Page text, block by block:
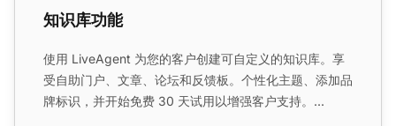
知识库功能
使用 LiveAgent 为您的客户创建可自定义的知识库。享
受自助门户、文章、论坛和反馈板。个性化主题、添加品
牌标识，并开始免费 30 天试用以增强客户支持。...